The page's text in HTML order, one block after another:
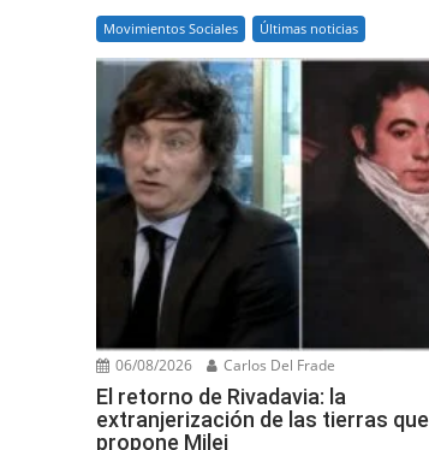
Movimientos Sociales Últimas noticias
06/08/2026 Carlos Del Frade
El retorno de Rivadavia: la
extranjerización de las tierras que
propone Milei